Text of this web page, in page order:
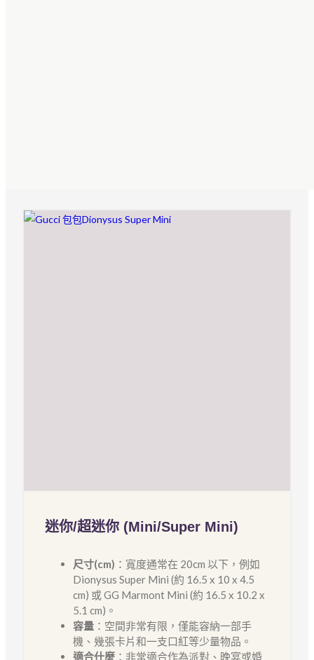
迷你/超迷你 (Mini/Super Mini)
尺寸(cm) ：寬度通常在 20cm 以下，例如
Dionysus Super Mini (約 16.5 x 10 x 4.5
cm) 或 GG Marmont Mini (約 16.5 x 10.2 x
5.1 cm)。
容量 ：空間非常有限，僅能容納一部手
機、幾張卡片和一支口紅等少量物品。
適合什麼 ：非常適合作為派對、晚宴或婚